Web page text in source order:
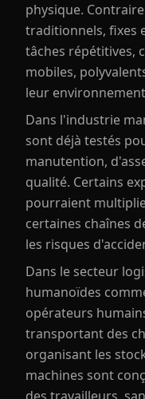
physique.
traditionnels, fixes
tâches répétitives,
mobiles,
leur
Dans l'industrie
sont déjà testés
manutention,
qualité. Certains
pourraient
certaines chaînes
les risques
Dans le secteur
humanoïdes
opérateurs
transportant des
organisant les
machines sont